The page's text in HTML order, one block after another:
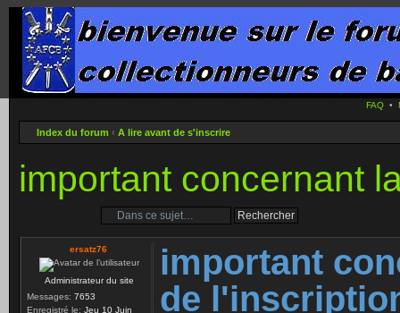
FAQ •
Index du forum ‹ A lire avant de s'inscrire
important concernant
ersatz76
Administrateur du site
Messages: 7653
Enregistré le: Jeu 10 Juin
important
de